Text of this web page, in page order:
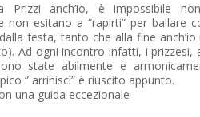
anch’io, è impossibile
non esitano a “rapirti” per ballare
festa, tanto che alla fine
Ad ogni incontro infatti, i prizzesi,
state abilmente e
” arriniscì” è riuscito appunto.
una guida eccezionale